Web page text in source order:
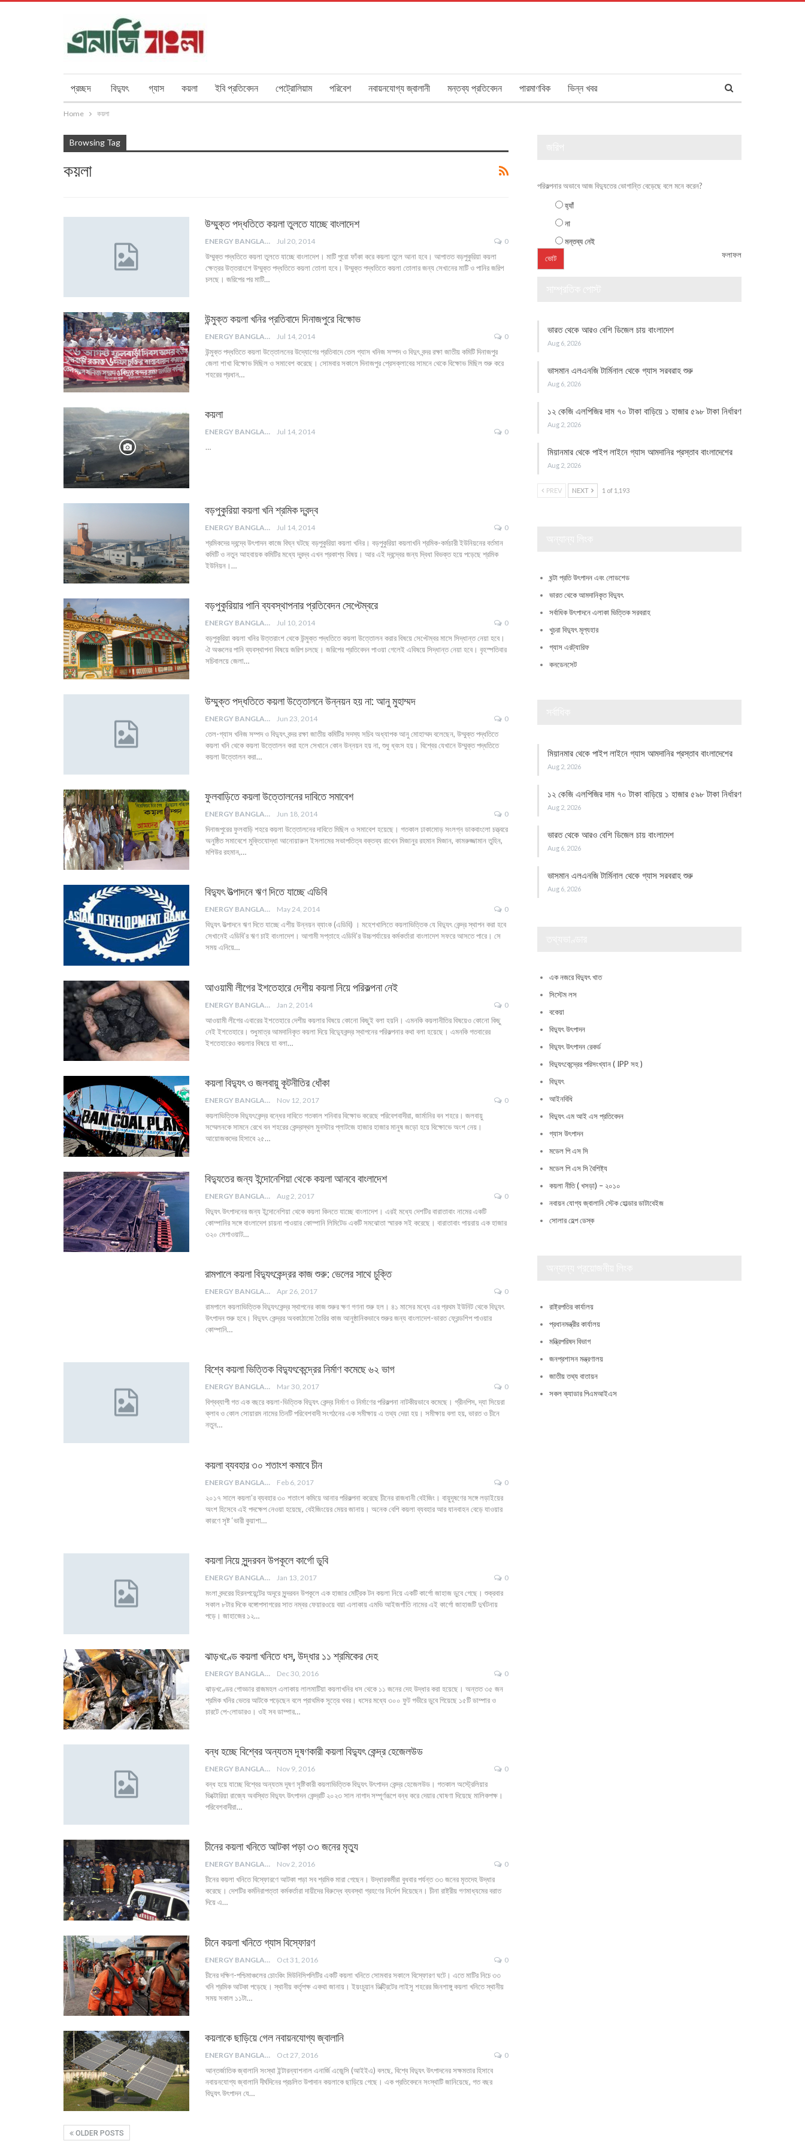
প্রচ্ছদ বিদ্যুৎ গ্যাস কয়লা ইবি প্রতিবেদন পেট্রোলিয়াম পরিবেশ নবায়নযোগ্য জ্বালানী মন্তব্য প্রতিবেদন পারমাণবিক ভিন্ন খবর
Home কয়লা
Browsing Tag
কয়লা
উম্মুক্ত পদ্ধতিতে কয়লা তুলতে যাচ্ছে বাংলাদেশ
ENERGY BANGLA Jul 20, 2014 0
উম্মুক্ত পদ্ধতিতে কয়লা তুলতে যাচ্ছে বাংলাদেশ। মাটি পুরো ফাঁকা করে কয়লা তুলে আনা হবে। আপাতত বড়পুকুরিয়া কয়লা
ক্ষেত্রর উত্তরাংশে উম্মুক্ত পদ্ধতিতে কয়লা তোলা হবে। উম্মুক্ত পদ্ধতিতে কয়লা তোলার জন্য সেখানের মাটি ও পানির জরিপ
চলছে। জরিপের পর মাটি…
উন্মুক্ত কয়লা খনির প্রতিবাদে দিনাজপুরে বিক্ষোভ
ENERGY BANGLA Jul 14, 2014 0
উন্মুক্ত পদ্ধতিতে কয়লা উত্তোলনের উদ্যোগের প্রতিবাদে তেল গ্যাস খনিজ সম্পদ ও বিদুৎ বন্দর রক্ষা জাতীয় কমিটি দিনাজপুর
জেলা শাখা বিক্ষোভ মিছিল ও সমাবেশ করেছে। সোমবার সকালে দিনাজপুর প্রেসক্লাবের সামনে থেকে বিক্ষোভ মিছিল শুরু করে
শহরের প্রধান…
কয়লা
ENERGY BANGLA Jul 14, 2014 0
…
বড়পুকুরিয়া কয়লা খনি শ্রমিক দ্বন্দ্ব
ENERGY BANGLA Jul 14, 2014 0
শ্রমিকদের দ্বন্দ্বে উৎপাদন কাজে বিঘ্ন ঘটছে বড়পুকুরিয়া কয়লা খনির। বড়পুকুরিয়া কয়লাখনি শ্রমিক-কর্মচারী ইউনিয়নের বর্তমান
কমিটি ও নতুন আহবায়ক কমিটির মধ্যে দ্বন্দ্ব এখন প্রকাশ্য বিষয়। আর এই দ্বন্দ্বের জন্য দ্বিধা বিভক্ত হয়ে পড়েছে শ্রমিক
ইউনিয়ন।…
বড়পুকুরিয়ার পানি ব্যবস্থাপনার প্রতিবেদন সেপ্টেম্বরে
ENERGY BANGLA Jul 10, 2014 0
বড়পুকুরিয়া কয়লা খনির উত্তরাংশ থেকে উন্মুক্ত পদ্ধতিতে কয়লা উত্তোলন করার বিষয়ে সেপ্টেম্বর মাসে সিদ্ধান্ত নেয়া হবে।
ঐ অঞ্চলের পানি ব্যবস্থাপনা বিষয়ে জরিপ চলছে। জরিপের প্রতিবেদন পাওয়া গেলেই এবিষয়ে সিদ্ধান্ত নেয়া হবে। বৃহস্পতিবার
সচিবালয়ে জেলা…
উম্মুক্ত পদ্ধতিতে কয়লা উত্তোলনে উন্নয়ন হয় না: আনু মুহাম্মদ
ENERGY BANGLA Jun 23, 2014 0
তেল-গ্যাস খনিজ সম্পদ ও বিদ্যুৎ বন্দর রক্ষা জাতীয় কমিটির সদস্য সচিব অধ্যাপক আনু মোহাম্মদ বলেছেন, উম্মুক্ত পদ্ধতিতে
কয়লা খনি থেকে কয়লা উত্তোলন করা হলে সেখানে কোন উন্নয়ন হয় না, শুধু ধ্বংস হয়। বিশ্বের যেখানে উম্মুক্ত পদ্ধতিতে
কয়লা উত্তোলন করা…
ফুলবাড়িতে কয়লা উত্তোলনের দাবিতে সমাবেশ
ENERGY BANGLA Jun 18, 2014 0
দিনাজপুরের ফুলবাড়ি শহরে কয়লা উত্তোলনের দাবিতে মিছিল ও সমাবেশ হয়েছে। গতকাল ঢাকামোড় সংলগ্ন ডাকবাংলো চত্ত্বরে
অনুষ্ঠিত সমাবেশে মুক্তিযোদ্ধা আনোয়ারুল ইসলামের সভাপতিত্ব বক্তব্য রাখেন মিজানুর রহমান মিজান, কামরুজ্জামান তুহিন,
মশিউর রহমান,…
বিদ্যুৎ উত্পাদনে ঋণ দিতে যাচ্ছে এডিবি
ENERGY BANGLA May 24, 2014 0
বিদ্যুৎ উত্পাদনে ঋণ দিতে যাচ্ছে এশীয় উন্নয়ন ব্যাংক (এডিবি) । মহেশখালিতে কয়লাভিত্তিক যে বিদ্যুৎ কেন্দ্র স্থাপন করা হবে
সেখানেই এডিবি’র ঋণ চাই বাংলাদেশ। আগামী সপ্তাহে এডিবি’র উচ্চপর্যায়ের কর্মকর্তারা বাংলাদেশ সফরে আসতে পারে। সে
সময় এনিয়ে…
আওয়ামী লীগের ইশতেহারে দেশীয় কয়লা নিয়ে পরিকল্পনা নেই
ENERGY BANGLA Jan 2, 2014 0
আওয়ামী লীগের এবারের ইশতেহারে দেশীয় কয়লার বিষয়ে কোনো কিছুই বলা হয়নি। এমনকি কয়লানীতির বিষয়েও কোনো কিছু
নেই ইশতেহারে। শুধুমাত্র আমদানিকৃত কয়লা দিয়ে বিদ্যুেকন্দ্র স্থাপনের পরিকল্পনার কথা বলা হয়েছে। এমনকি গতবারের
ইশতেহারেও কয়লার বিষয়ে যা বলা…
কয়লা বিদ্যুৎ ও জলবায়ু কূটনীতির ধোঁকা
ENERGY BANGLA Nov 12, 2017 0
কয়লাভিত্তিক বিদ্যুৎকেন্দ্র বন্ধের দাবিতে গতকাল শনিবার বিক্ষোভ করেছে পরিবেশবাদীরা, জার্মানির বন শহরে। জলবায়ু
সম্মেলনকে সামনে রেখে বন শহরের কেন্দ্রস্থল মুনস্টার প্লাটজে হাজার হাজার মানুষ জড়ো হয়ে বিক্ষোভে অংশ নেয়।
আয়োজকদের হিসাবে ২৫…
বিদ্যুতের জন্য ইন্দোনেশিয়া থেকে কয়লা আনবে বাংলাদেশ
ENERGY BANGLA Aug 2, 2017 0
বিদ্যুৎ উৎপাদনের জন্য ইন্দোনেশিয়া থেকে কয়লা কিনতে যাচ্ছে বাংলাদেশ। এরই মধ্যে দেশটির বারাতাবাং নামের একটি
কোম্পানির সঙ্গে বাংলাদেশ চায়না পাওয়ার কোম্পানি লিমিটেড একটি সমঝোতা স্মারক সই করেছে। বারাতাবাং পায়রায় এক হাজার
৩২০ মেগাওয়াট…
রামপালে কয়লা বিদ্যুৎকেন্দ্রর কাজ শুরু: ভেলের সাথে চুক্তি
ENERGY BANGLA Apr 26, 2017 0
রামপালে কয়লাভিত্তিক বিদ্যুৎকেন্দ্র স্থাপনের কাজ শুরুর ক্ষণ গণনা শুরু হল। ৪১ মাসের মধ্যে এর প্রথম ইউনিট থেকে বিদ্যুৎ
উৎপাদন শুরু হবে। বিদ্যুৎ কেন্দ্রর অবকাঠামো তৈরির কাজ আনুষ্ঠানিকভাবে শুরুর জন্য বাংলাদেশ-ভারত ফ্রেন্ডশিপ পাওয়ার
কোম্পানি…
বিশ্বে কয়লা ভিত্তিক বিদ্যুৎকেন্দ্রের নির্মাণ কমেছে ৬২ ভাগ
ENERGY BANGLA Mar 30, 2017 0
বিশ্বব্যাপী গত এক বছরে কয়লা-ভিত্তিক বিদ্যুৎ কেন্দ্র নির্মাণ ও নির্মাণের পরিকল্পনা নাটকীয়ভাবে কমেছে। গ্রীনপিস, দ্যা সিয়েরা
ক্লাব ও কোল সোয়ারম নামের তিনটি পরিবেশবাদী সংগঠনের এক সমীক্ষায় এ তথ্য দেয়া হয়। সমীক্ষায় বলা হয়, ভারত ও চীনে
নতুন…
কয়লা ব্যবহার ৩০ শতাংশ কমাবে চীন
ENERGY BANGLA Feb 6, 2017 0
২০১৭ সালে কয়লা’র ব্যবহার ৩০ শতাংশ কমিয়ে আনার পরিকল্পনা করেছে চীনের রাজধানী বেইজিং। বায়ুদূষণের সঙ্গে লড়াইয়ের
অংশ হিসেবে এই পদক্ষেপ নেওয়া হয়েছে, বেইজিংয়ের মেয়র জানায়। অনেক বেশি কয়লা ব্যবহার আর যানবাহন বেড়ে যাওয়ার
কারণে সৃষ্ট ‘ভারী কুয়াশা…
কয়লা নিয়ে সুন্দরবন উপকূলে কার্গো ডুবি
ENERGY BANGLA Jan 13, 2017 0
মংলা বন্দরের হিরনপয়েন্টের অদূরে সুন্দরবন উপকূলে এক হাজার মেট্রিক টন কয়লা নিয়ে একটি কার্গো জাহাজ ডুবে গেছে। শুক্রবার
সকাল ৮টার দিকে বঙ্গোপসাগরের সাত নম্বর ফেয়ারওয়ে বয়া এলাকায় এমভি আইজগাঁতি নামের এই কার্গো জাহাজটি দুর্ঘটনায়
পড়ে। জাহাজের ১২…
ঝাড়খণ্ডে কয়লা খনিতে ধস, উদ্ধার ১১ শ্রমিকের দেহ
ENERGY BANGLA Dec 30, 2016 0
ঝাড়খণ্ডের গোড্ডার রাজমহল এলাকায় লালমাটিয়া কয়লাখনির ধস থেকে ১১ জনের দেহ উদ্ধার করা হয়েছে। অন্তত ৩৫ জন
শ্রমিক খনির ভেতর আটকে পড়েছেন বলে প্রাথমিক সূত্রে খবর। ধসের মধ্যে ৩০০ ফুট গভীরে ডুবে গিয়েছে ১৫টি ডাম্পার ও
চারটে পে-লোডারও। ওই সব ডাম্পার…
বন্ধ হচ্ছে বিশ্বের অন্যতম দূষণকারী কয়লা বিদ্যুৎ কেন্দ্র হেজেলউড
ENERGY BANGLA Nov 9, 2016 0
বন্ধ হয়ে যাচ্ছে বিশ্বের অন্যতম দূষণ সৃষ্টিকারী কয়লাভিত্তিক বিদ্যুৎ উৎপাদন কেন্দ্র হেজেলউড। গতকাল অস্ট্রেলিয়ার
ভিক্টোরিয়া রাজ্যে অবস্থিত বিদ্যুৎ উৎপাদন কেন্দ্রটি ২০২৩ সাল নাগাদ সম্পূর্ণরূপে বন্ধ করে দেয়ার ঘোষণা দিয়েছে মালিকপক্ষ।
পরিবেশবাদীরা…
চীনের কয়লা খনিতে আটকা পড়া ৩৩ জনের মৃত্যু
ENERGY BANGLA Nov 2, 2016 0
চীনের কয়লা খনিতে বিস্ফোরণে আটকা পড়া সব শ্রমিক মারা গেছেন। উদ্ধারকর্মীরা বুধবার পর্যন্ত ৩৩ জনের মৃতদেহ উদ্ধার
করেছে। দেশটির কর্মনিরাপত্তা কর্মকর্তারা দায়ীদের বিরুদ্ধে ব্যবস্থা গ্রহণের নির্দেশ দিয়েছেন। চীনা রাষ্ট্রীয় গণমাধ্যমের বরাত
দিয়ে এ…
চীনে কয়লা খনিতে গ্যাস বিস্ফোরণ
ENERGY BANGLA Oct 31, 2016 0
চীনের দক্ষিণ-পশ্চিমাঞ্চলের চোংকিং মিউনিসিপলিটির একটি কয়লা খনিতে সোমবার সকালে বিস্ফোরণ ঘটে। এতে মাটির নিচে ৩৩
খনি শ্রমিক আটকা পড়েছে। স্থানীয় কর্তৃপক্ষ একথা জানায়। ইয়ংচুয়ান ডিক্ট্রিটের লাইসু শহরের জিনশাঙ্গু কয়লা খনিতে স্থানীয়
সময় সকাল ১১টা…
কয়লাকে ছাড়িয়ে গেল নবায়নযোগ্য জ্বালানি
ENERGY BANGLA Oct 27, 2016 0
আন্তর্জাতিক জ্বালানি সংস্থা ইন্টারন্যাশনাল এনার্জি এজেন্সি (আইইএ) বলছে, বিশ্বে বিদ্যুৎ উৎপাদনের সক্ষমতার হিসাবে
নবায়নযোগ্য জ্বালানি দীর্ঘদিনের প্রচলিত উপাদান কয়লাকে ছাড়িয়ে গেছে। এক প্রতিবেদনে সংস্থাটি জানিয়েছে, গত বছর
বিদ্যুৎ উৎপাদন যে…
OLDER POSTS
পরিকল্পনার অভাবে আজ বিদ্যুতের ভোগান্তি বেড়েছে বলে মনে করেন?
হ্যাঁ
না
মন্তব্য নেই
ফলাফল
ভারত থেকে আরও বেশি ডিজেল চায় বাংলাদেশ
Aug 6, 2026
ভাসমান এলএনজি টার্মিনাল থেকে গ্যাস সরবরাহ শুরু
Aug 6, 2026
১২ কেজি এলপিজির দাম ৭০ টাকা বাড়িয়ে ১ হাজার ৫৯৮ টাকা নির্ধারণ
Aug 2, 2026
মিয়ানমার থেকে পাইপ লাইনে গ্যাস আমদানির প্রস্তাব বাংলাদেশের
Aug 2, 2026
PREV NEXT 1 of 1,193
ঘন্টা প্রতি উৎপাদন এবং লোডশেড
ভারত থেকে আমদানিকৃত বিদ্যুৎ
সর্বাধিক উৎপাদনে এলাকা ভিত্তিক সরবরাহ
খুচরা বিদ্যুৎ মূল্যহার
গ্যাস এরট্যারিফ
কনডেনসেট
মিয়ানমার থেকে পাইপ লাইনে গ্যাস আমদানির প্রস্তাব বাংলাদেশের
Aug 2, 2026
১২ কেজি এলপিজির দাম ৭০ টাকা বাড়িয়ে ১ হাজার ৫৯৮ টাকা নির্ধারণ
Aug 2, 2026
ভারত থেকে আরও বেশি ডিজেল চায় বাংলাদেশ
Aug 6, 2026
ভাসমান এলএনজি টার্মিনাল থেকে গ্যাস সরবরাহ শুরু
Aug 6, 2026
এক নজরে বিদ্যুৎ খাত
সিস্টেম লস
বকেয়া
বিদ্যুৎ উৎপাদন
বিদ্যুৎ উৎপাদন রেকর্ড
বিদ্যুৎকেন্দ্রের পরিসংখ্যান ( IPP সহ )
বিদ্যুৎ
আইনবিধি
বিদ্যুৎ এম আই এস প্রতিবেদন
গ্যাস উৎপাদন
মডেল পি এস সি
মডেল পি এস সি বৈশিষ্ট্য
কয়লা নীতি ( খসড়া) – ২০১০
নবায়ন যোগ্য জ্বালানি স্টেক হোল্ডার ডাটাবেইজ
সোলার হেল্প ডেস্ক
রাষ্ট্রপতির কার্যালয়
প্রধানমন্ত্রীর কার্যালয়
মন্ত্রিপরিষদ বিভাগ
জনপ্রশাসন মন্ত্রণালয়
জাতীয় তথ্য বাতায়ন
সকল ক্যাডার পিএমআইএস